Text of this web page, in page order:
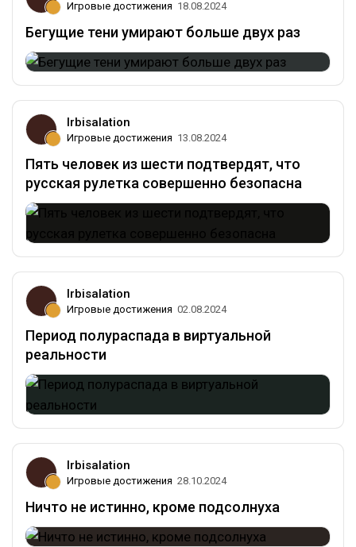
Игровые достижения 18.08.2024
Бегущие тени умирают больше двух раз
Irbisalation
Игровые достижения 13.08.2024
Пять человек из шести подтвердят, что
русская рулетка совершенно безопасна
Irbisalation
Игровые достижения 02.08.2024
Период полураспада в виртуальной
реальности
Irbisalation
Игровые достижения 28.10.2024
Ничто не истинно, кроме подсолнуха